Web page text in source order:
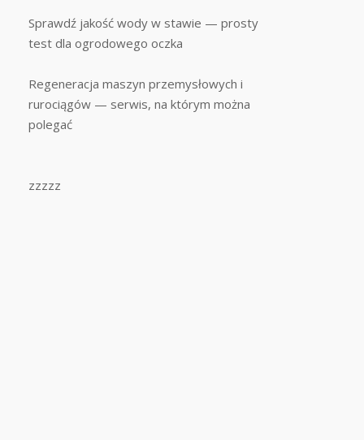
Sprawdź jakość wody w stawie — prosty
test dla ogrodowego oczka
Regeneracja maszyn przemysłowych i
rurociągów — serwis, na którym można
polegać
zzzzz